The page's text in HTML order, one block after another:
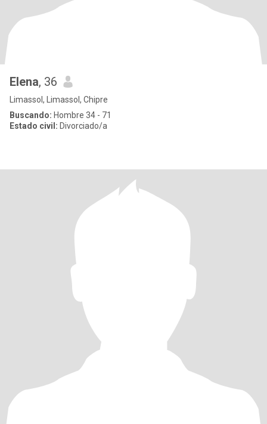
Elena, 36
Limassol, Limassol, Chipre
Buscando: Hombre 34 - 71
Estado civil: Divorciado/a